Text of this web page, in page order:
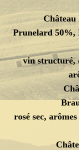
Prunelard 50%,
vin structuré,
rosé sec,